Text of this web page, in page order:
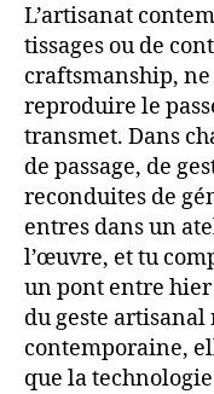
L’artisanat
tissages ou de
craftsmanship, ne
reproduire le
transmet. Dans
de passage, de
reconduites de
entres dans un
l’œuvre, et tu
un pont entre
du geste
contemporaine,
que la